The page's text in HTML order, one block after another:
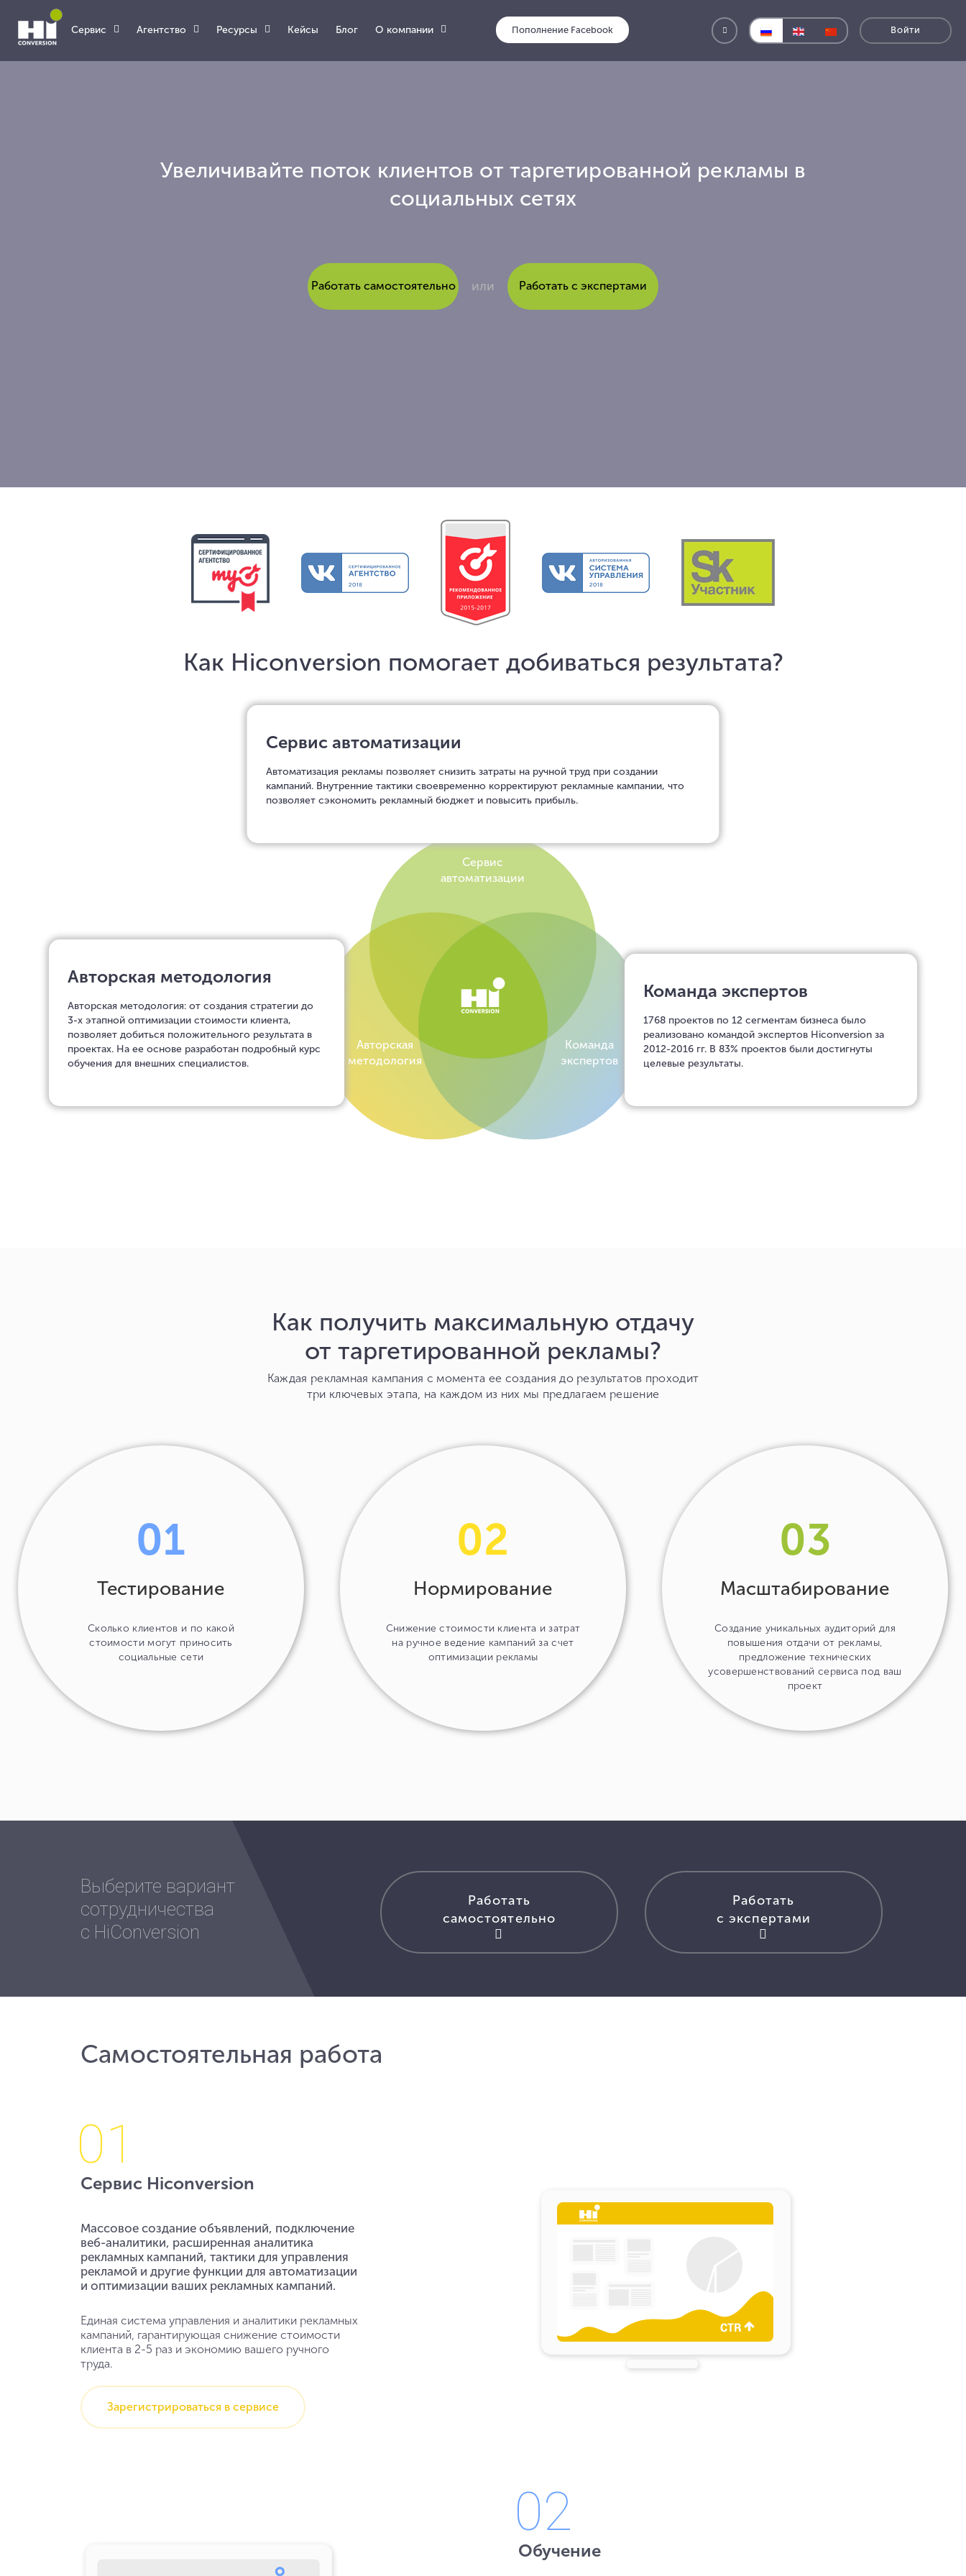
Сервис Агентство Ресурсы Кейсы Блог О компании
Пополнение Facebook
Увеличивайте поток клиентов от таргетированной рекламы в
социальных сетях
Работать самостоятельно или Работать с экспертами
Как Hiconversion помогает добиваться результата?
Сервис
автоматизации
Авторская
методология
Команда
экспертов
Сервис автоматизации
Автоматизация рекламы позволяет снизить затраты на ручной труд при создании
кампаний. Внутренние тактики своевременно корректируют рекламные кампании, что
позволяет сэкономить рекламный бюджет и повысить прибыль.
Команда экспертов
1768 проектов по 12 сегментам бизнеса было
реализовано командой экспертов Hiconversion за
2012-2016 гг. В 83% проектов были достигнуты
целевые результаты.
Авторская методология
Авторская методология: от создания стратегии до
3-х этапной оптимизации стоимости клиента,
позволяет добиться положительного результата в
проектах. На ее основе разработан подробный курс
обучения для внешних специалистов.
Как получить максимальную отдачу
от таргетированной рекламы?
Каждая рекламная кампания с момента ее создания до результатов проходит
три ключевых этапа, на каждом из них мы предлагаем решение
01
Тестирование
Сколько клиентов и по какой
стоимости могут приносить
социальные сети
02
Нормирование
Снижение стоимости клиента и затрат
на ручное ведение кампаний за счет
оптимизации рекламы
03
Масштабирование
Создание уникальных аудиторий для
повышения отдачи от рекламы,
предложение технических
усовершенствований сервиса под ваш
проект
Выберите вариант
сотрудничества
с HiConversion
Работать
самостоятельно
Работать
с экспертами
Самостоятельная работа
01
Сервис Hiconversion
Массовое создание объявлений, подключение
веб-аналитики, расширенная аналитика
рекламных кампаний, тактики для управления
рекламой и другие функции для автоматизации
и оптимизации ваших рекламных кампаний.
Единая система управления и аналитики рекламных
кампаний, гарантирующая снижение стоимости
клиента в 2-5 раз и экономию вашего ручного
труда.
Зарегистрироваться в сервисе
02
Обучение